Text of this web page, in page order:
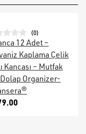
(0)
12 Adet –
Kaplama Çelik
Kancası – Mutfak
Organizer-